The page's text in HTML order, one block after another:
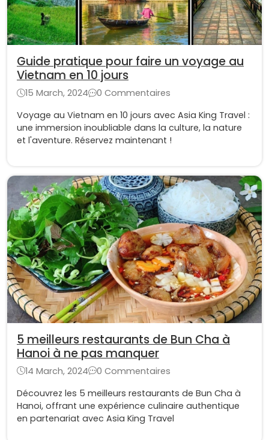
Guide pratique pour faire un voyage au
Vietnam en 10 jours
15 March, 2024
0 Commentaires
Voyage au Vietnam en 10 jours avec Asia King Travel :
une immersion inoubliable dans la culture, la nature
et l'aventure. Réservez maintenant !
5 meilleurs restaurants de Bun Cha à
Hanoi à ne pas manquer
14 March, 2024
0 Commentaires
Découvrez les 5 meilleurs restaurants de Bun Cha à
Hanoi, offrant une expérience culinaire authentique
en partenariat avec Asia King Travel